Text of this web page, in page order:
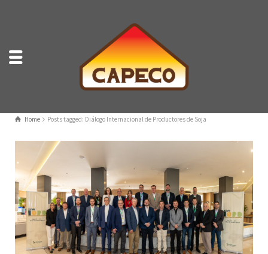
Home Posts tagged: Diálogo Internacional de Productores de Soja